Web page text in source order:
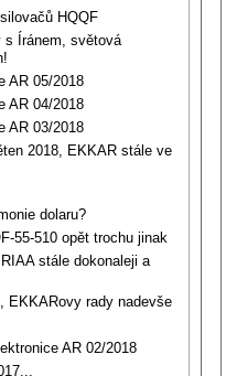
HQQF
s Íránem, světová
AR 05/2018
AR 04/2018
AR 03/2018
2018, EKKAR stále ve
dolaru?
55-510 opět trochu jinak
stále dokonaleji a
EKKARovy rady nadevše
AR 02/2018